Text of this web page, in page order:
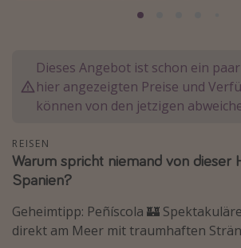
Reisethemen
Wellnessurlaub
Disneyland Paris
Roadtrips
Wochenendtrip
Dieses Angebot ist schon ein
hier angezeigten Preise und
können von den jetzigen
REISEN
Warum spricht niemand von dieser
Spanien?
Geheimtipp: Peñíscola 🏰
direkt am Meer mit traumhaften